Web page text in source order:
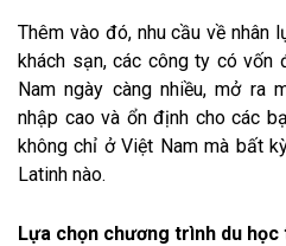
Thêm vào đó, nhu cầu về nhân
khách sạn, các công ty có vốn
Nam ngày càng nhiều, mở ra
nhập cao và ổn định cho các
không chỉ ở Việt Nam mà bất
Latinh nào.
Lựa chọn chương trình du học